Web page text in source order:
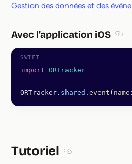
Gestion des données et des
Avec l’application iOS
import ORTracker
ORTracker. shared . event ( name
Tutoriel